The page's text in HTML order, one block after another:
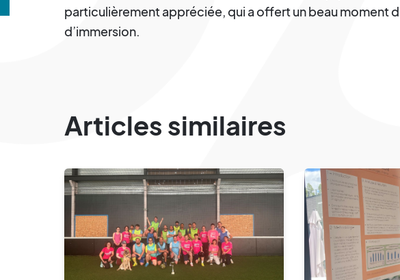
particulièrement appréciée, qui a offert un beau moment
d’immersion.
Articles similaires